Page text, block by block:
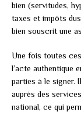
bien (servitudes,
taxes et impôts
bien souscrit une
Une fois toutes
l’acte authentique
parties à le signer.
auprès des
national, ce qui